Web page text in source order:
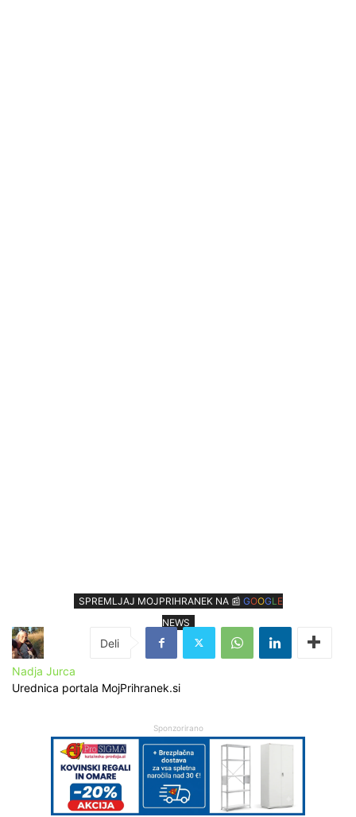
SPREMLJAJ MOJPRIHRANEK NA 📰 GOOGL E
NEWS
Nadja Jurca
Urednica portala MojPrihranek.si
Sponzorirano